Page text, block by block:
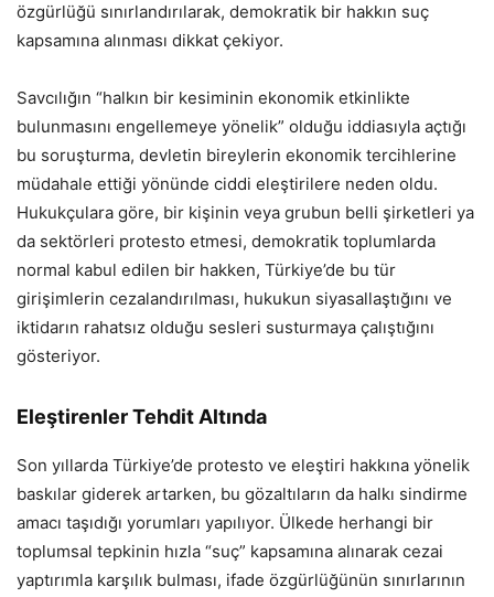
özgürlüğü sınırlandırılarak, demokratik bir hakkın suç
kapsamına alınması dikkat çekiyor.
Savcılığın “halkın bir kesiminin ekonomik etkinlikte
bulunmasını engellemeye yönelik” olduğu iddiasıyla açtığı
bu soruşturma, devletin bireylerin ekonomik tercihlerine
müdahale ettiği yönünde ciddi eleştirilere neden oldu.
Hukukçulara göre, bir kişinin veya grubun belli şirketleri ya
da sektörleri protesto etmesi, demokratik toplumlarda
normal kabul edilen bir hakken, Türkiye’de bu tür
girişimlerin cezalandırılması, hukukun siyasallaştığını ve
iktidarın rahatsız olduğu sesleri susturmaya çalıştığını
gösteriyor.
Eleştirenler Tehdit Altında
Son yıllarda Türkiye’de protesto ve eleştiri hakkına yönelik
baskılar giderek artarken, bu gözaltıların da halkı sindirme
amacı taşıdığı yorumları yapılıyor. Ülkede herhangi bir
toplumsal tepkinin hızla “suç” kapsamına alınarak cezai
yaptırımla karşılık bulması, ifade özgürlüğünün sınırlarının